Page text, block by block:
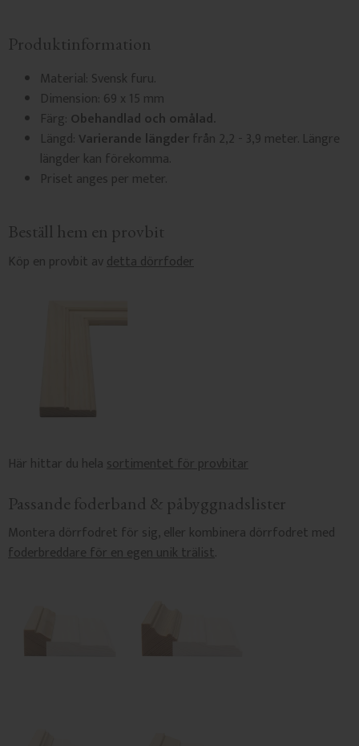
Produktinformation
Material: Svensk furu.
Dimension: 69 x 15 mm
Färg: Obehandlad och omålad.
Längd: Varierande längderfrån 2,2 - 3,9 meter. Längre
längder kan förekomma.
Priset anges per meter.
Beställ hem en provbit
Köp en provbit avdetta dörrfoder
Här hittar du helasortimentet för provbitar
Passande foderband & påbyggnadslister
Montera dörrfodret för sig, eller kombinera dörrfodret med
foderbreddare för en egen unik trälist.